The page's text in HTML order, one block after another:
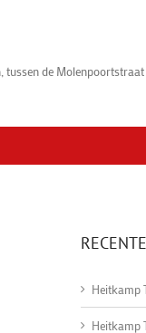
de
Heitkamp
Heitkamp